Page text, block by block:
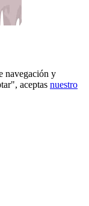
navegación y
aceptas nuestro